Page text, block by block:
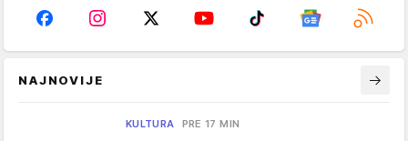
NAJNOVIJE
KULTURA PRE 17 MIN